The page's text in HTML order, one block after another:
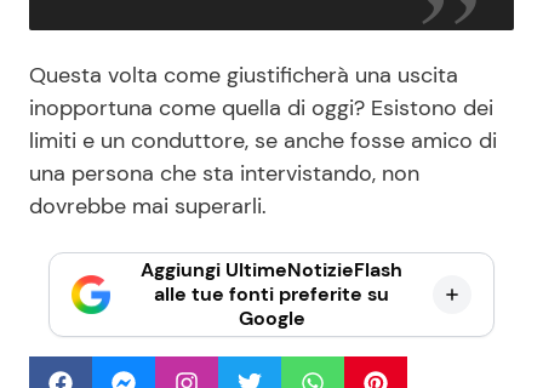
Questa volta come giustificherà una uscita
inopportuna come quella di oggi? Esistono dei
limiti e un conduttore, se anche fosse amico di
una persona che sta intervistando, non
dovrebbe mai superarli.
Aggiungi UltimeNotizieFlash
alle tue fonti preferite su
Google